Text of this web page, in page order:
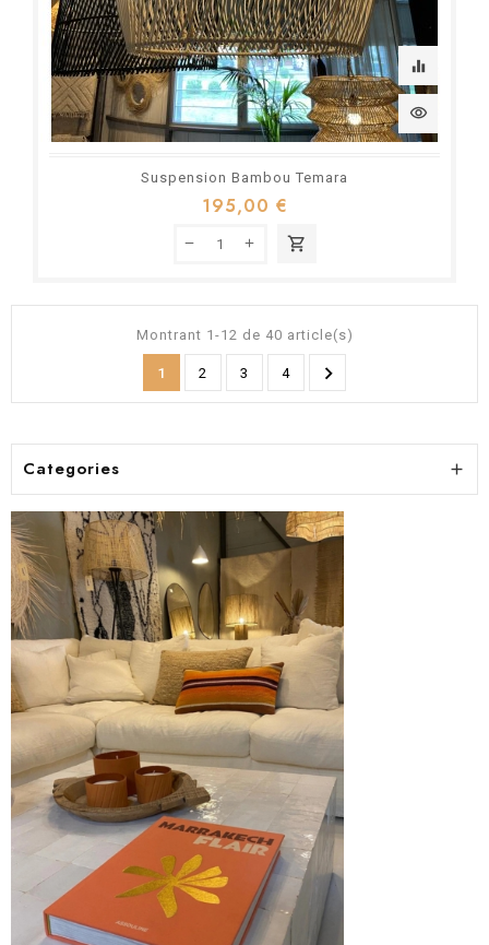
equalizer
visibility
Suspension Bambou Temara
195,00 €
shopping_cart
Montrant 1-12 de 40 article(s)
1 2 3 4 
Categories 